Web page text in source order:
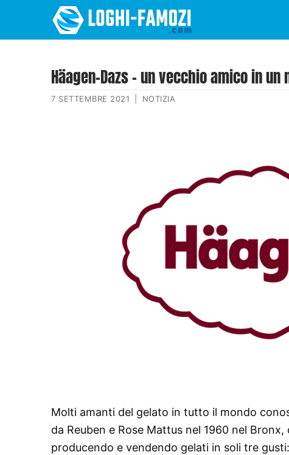
Häagen-Dazs – un vecchio amico in un
7 SETTEMBRE 2021 NOTIZIA
Molti amanti del gelato in tutto il mondo
da Reuben e Rose Mattus nel 1960 nel
producendo e vendendo gelati in soli tre